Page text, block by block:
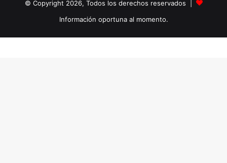
© Copyright 2026, Todos los derechos reservados |
Información oportuna al momento.